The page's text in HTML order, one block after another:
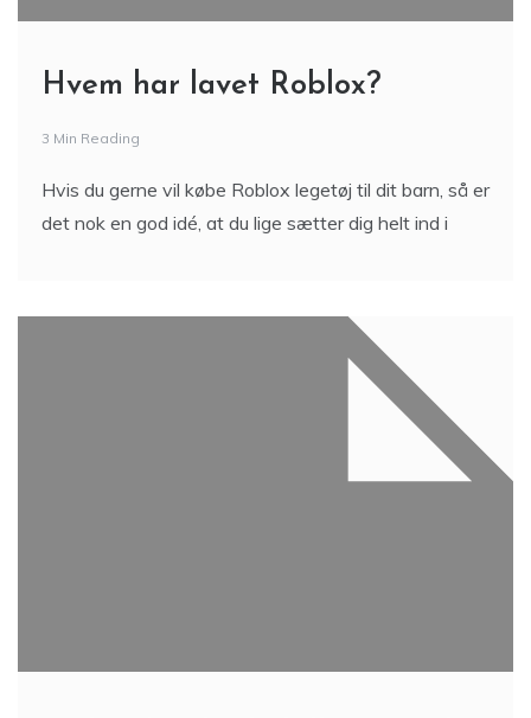
Hvem har lavet Roblox?
3 Min Reading
Hvis du gerne vil købe Roblox legetøj til dit barn, så er
det nok en god idé, at du lige sætter dig helt ind i